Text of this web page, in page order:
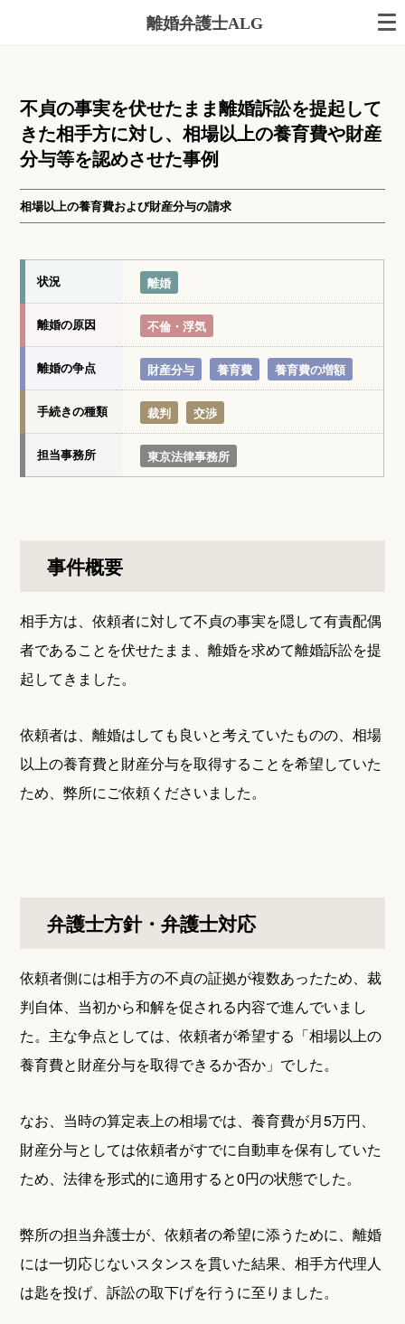
離婚弁護士ALG
不貞の事実を伏せたまま離婚訴訟を提起して
きた相手方に対し、相場以上の養育費や財産
分与等を認めさせた事例
相場以上の養育費および財産分与の請求
状況 離婚
離婚の原因 不倫・浮気
離婚の争点 財産分与 養育費 養育費の増額
手続きの種類 裁判 交渉
担当事務所 東京法律事務所
事件概要
相手方は、依頼者に対して不貞の事実を隠して有責配偶
者であることを伏せたまま、離婚を求めて離婚訴訟を提
起してきました。
依頼者は、離婚はしても良いと考えていたものの、相場
以上の養育費と財産分与を取得することを希望していた
ため、弊所にご依頼くださいました。
弁護士方針・弁護士対応
依頼者側には相手方の不貞の証拠が複数あったため、裁
判自体、当初から和解を促される内容で進んでいまし
た。主な争点としては、依頼者が希望する「相場以上の
養育費と財産分与を取得できるか否か」でした。
なお、当時の算定表上の相場では、養育費が月5万円、
財産分与としては依頼者がすでに自動車を保有していた
ため、法律を形式的に適用すると0円の状態でした。
弊所の担当弁護士が、依頼者の希望に添うために、離婚
には一切応じないスタンスを貫いた結果、相手方代理人
は匙を投げ、訴訟の取下げを行うに至りました。